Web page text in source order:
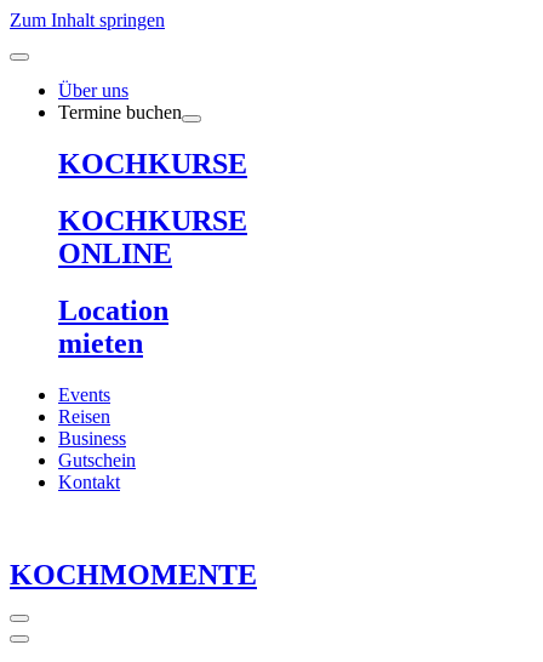
Zum Inhalt springen
Über uns
Termine buchen
KOCHKURSE
KOCHKURSE
ONLINE
Location
mieten
Events
Reisen
Business
Gutschein
Kontakt
KOCHMOMENTE